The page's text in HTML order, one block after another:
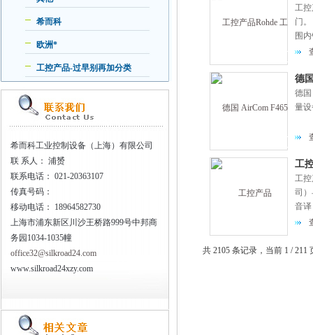
希而科
欧洲*
工控产品-过早别再加分类
希而科工业控制设备（上海）有限公司
联 系人： 浦赟
联系电话： 021-20363107
传真号码：
移动电话：
18964582730
上海市浦东新区川沙王桥路999号中邦商
务园1034-1035幢
office32@silkroad24.com
www.silkroad24xzy.com
工
门
围
面
德
德
量
工
工
司）
音
西
共 2105 条记录，当前 1 /